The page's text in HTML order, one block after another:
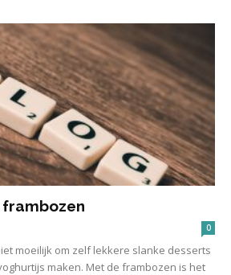
0
moeilijk om zelf lekkere slanke desserts
maken. Met de frambozen is het